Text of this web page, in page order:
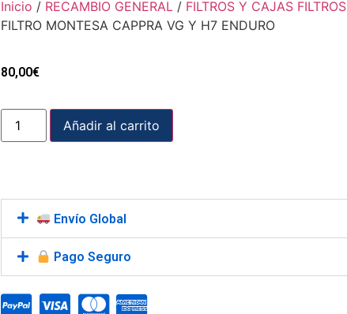
Inicio / RECAMBIO GENERAL / FILTROS Y CAJAS FILTROS
FILTRO MONTESA CAPPRA VG Y H7 ENDURO
80,00€
Añadir al carrito
Envío Global
Pago Seguro